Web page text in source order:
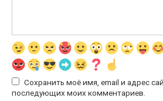
Сохранить моё имя, email и адрес
последующих моих комментариев.